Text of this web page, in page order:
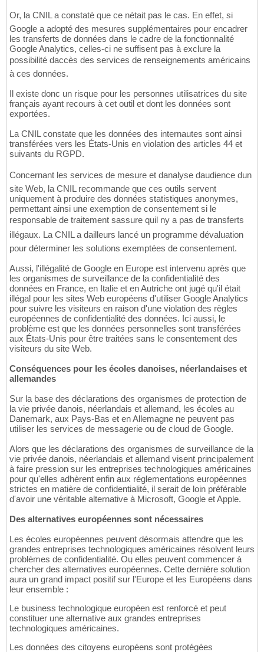
Or, la CNIL a constaté que ce nétait pas le cas. En effet, si
Google a adopté des mesures supplémentaires pour encadrer
les transferts de données dans le cadre de la fonctionnalité
Google Analytics, celles-ci ne suffisent pas à exclure la
possibilité daccès des services de renseignements américains
à ces données.
Il existe donc un risque pour les personnes utilisatrices du site
français ayant recours à cet outil et dont les données sont
exportées.
La CNIL constate que les données des internautes sont ainsi
transférées vers les États-Unis en violation des articles 44 et
suivants du RGPD.
Concernant les services de mesure et danalyse daudience dun
site Web, la CNIL recommande que ces outils servent
uniquement à produire des données statistiques anonymes,
permettant ainsi une exemption de consentement si le
responsable de traitement sassure quil ny a pas de transferts
illégaux. La CNIL a dailleurs lancé un programme dévaluation
pour déterminer les solutions exemptées de consentement.
Aussi, l'illégalité de Google en Europe est intervenu après que
les organismes de surveillance de la confidentialité des
données en France, en Italie et en Autriche ont jugé qu'il était
illégal pour les sites Web européens d'utiliser Google Analytics
pour suivre les visiteurs en raison d'une violation des règles
européennes de confidentialité des données. Ici aussi, le
problème est que les données personnelles sont transférées
aux États-Unis pour être traitées sans le consentement des
visiteurs du site Web.
Conséquences pour les écoles danoises, néerlandaises et
allemandes
Sur la base des déclarations des organismes de protection de
la vie privée danois, néerlandais et allemand, les écoles au
Danemark, aux Pays-Bas et en Allemagne ne peuvent pas
utiliser les services de messagerie ou de cloud de Google.
Alors que les déclarations des organismes de surveillance de la
vie privée danois, néerlandais et allemand visent principalement
à faire pression sur les entreprises technologiques américaines
pour qu'elles adhèrent enfin aux réglementations européennes
strictes en matière de confidentialité, il serait de loin préférable
d'avoir une véritable alternative à Microsoft, Google et Apple.
Des alternatives européennes sont nécessaires
Les écoles européennes peuvent désormais attendre que les
grandes entreprises technologiques américaines résolvent leurs
problèmes de confidentialité. Ou elles peuvent commencer à
chercher des alternatives européennes. Cette dernière solution
aura un grand impact positif sur l'Europe et les Européens dans
leur ensemble :
Le business technologique européen est renforcé et peut
constituer une alternative aux grandes entreprises
technologiques américaines.
Les données des citoyens européens sont protégées